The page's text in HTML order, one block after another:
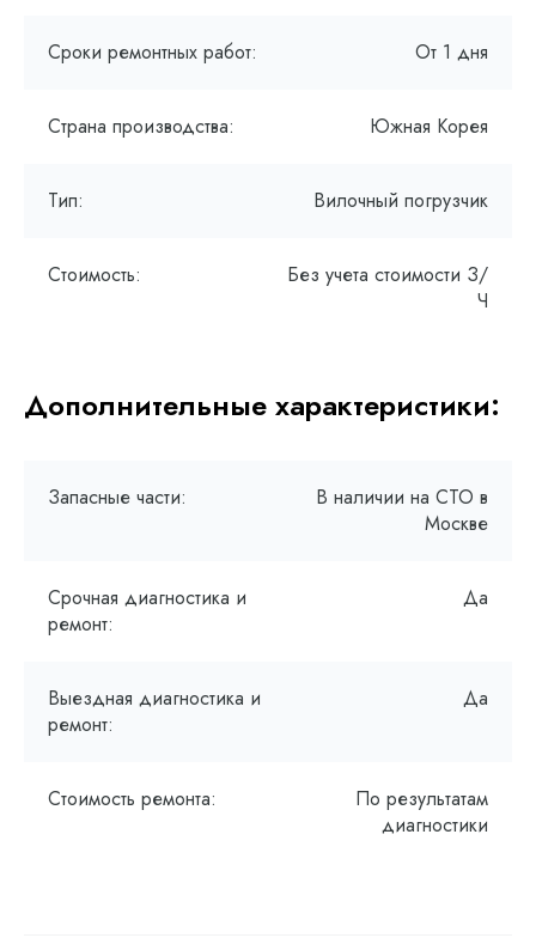
Сроки ремонтных работ: От 1 дня
Страна производства: Южная Корея
Тип: Вилочный погрузчик
Стоимость:
Без учета стоимости З/
Ч
Дополнительные характеристики:
Запасные части:
В наличии на СТО в
Москве
Срочная диагностика и
ремонт:
Да
Выездная диагностика и
ремонт:
Да
Стоимость ремонта:
По результатам
диагностики